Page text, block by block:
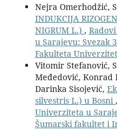
Nejra Omerhodžić,
INDUKCIJA
NIGRUM L.) ,
u Sarajevu: Svezak
Fakulteta
Vitomir Stefanović,
Međedović, Konrad
Darinka Sisojević,
silvestris L.) u Bosni ,
Univerziteta u
Šumarski fakultet i